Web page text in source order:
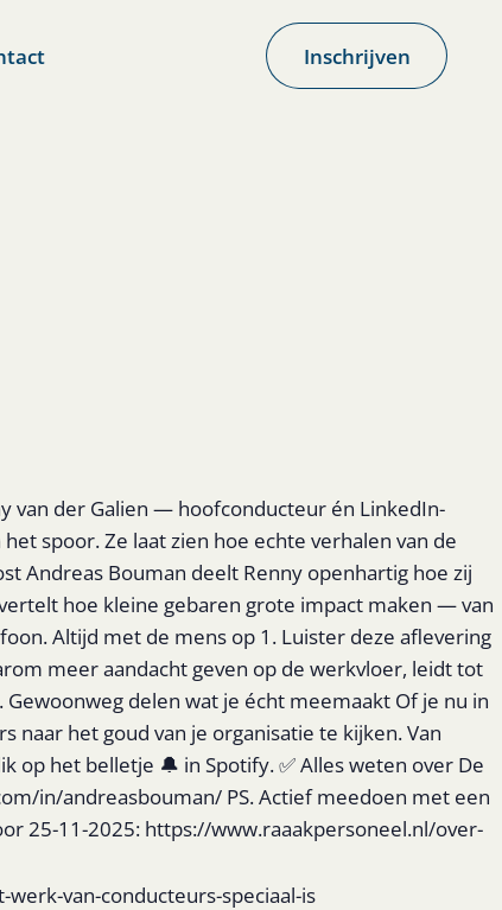
Inschrijven
van der Galien — hoofconducteur én LinkedIn-
spoor. Ze laat zien hoe echte verhalen van de
Andreas Bouman deelt Renny openhartig hoe zij
hoe kleine gebaren grote impact maken — van
Altijd met de mens op 1. Luister deze aflevering
meer aandacht geven op de werkvloer, leidt tot
delen wat je écht meemaakt Of je nu in
het goud van je organisatie te kijken. Van
op het belletje 🔔 in Spotify. ✅ Alles weten over De
in/andreasbouman/ PS. Actief meedoen met een
25-11-2025: https://www.raaakpersoneel.nl/over-
van-conducteurs-speciaal-is